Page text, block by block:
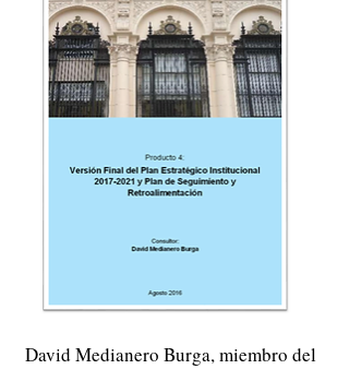
David Medianero Burga, miembro del